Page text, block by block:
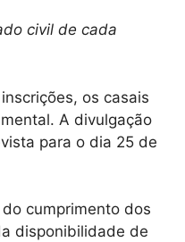
civil de cada
os casais
A divulgação
para o dia 25 de
cumprimento dos
disponibilidade de